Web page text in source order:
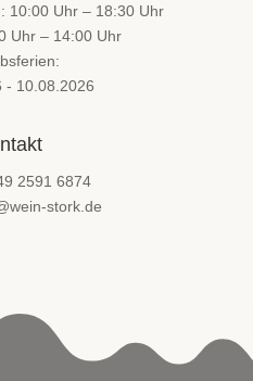
10:00 Uhr – 18:30 Uhr
Uhr – 14:00 Uhr
- 10.08.2026
2591 6874
stork.de